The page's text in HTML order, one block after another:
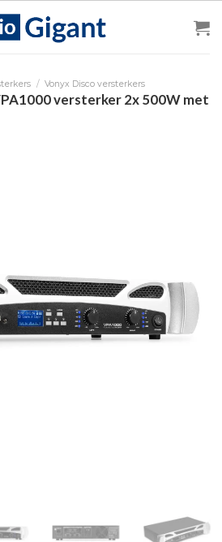
/ Vonyx Disco versterkers
versterker 2x 500W met